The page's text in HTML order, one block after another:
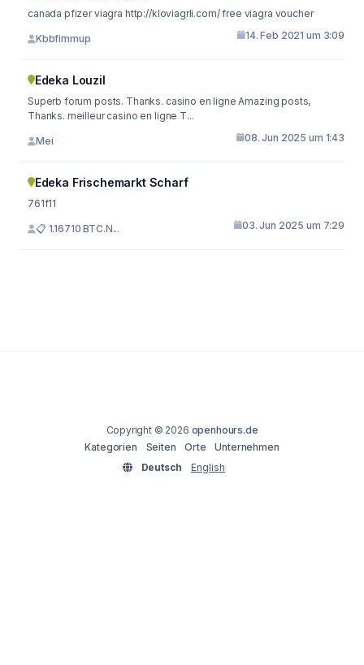
canada pfizer viagra http://kloviagrli.com/ free viagra voucher
Kbbfimmup 14. Feb 2021 um 3:09
Edeka Louzil
Superb forum posts. Thanks. casino en ligne Amazing posts,
Thanks. meilleur casino en ligne T...
Mei 08. Jun 2025 um 1:43
Edeka Frischemarkt Scharf
761f11
📋 1.16710 BTC.N... 03. Jun 2025 um 7:29
Copyright © 2026 openhours.de
Kategorien
Seiten Orte
Unternehmen
Deutsch
English